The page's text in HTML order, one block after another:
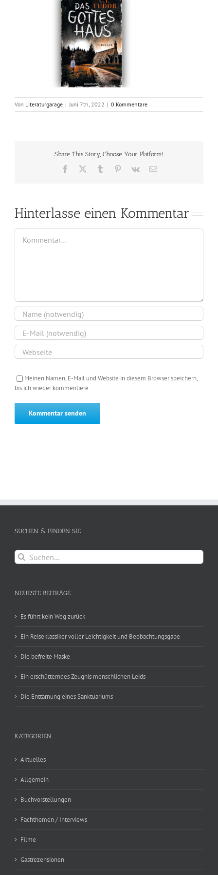
Von Literaturgarage | Juni 7th, 2022 | 0 Kommentare
Share This Story, Choose Your Platform!
Facebook Tumblr Pinterest
Vk
E-
Hinterlasse einen Kommentar
Kommentar
Meinen Namen, E-Mail und Website in diesem Browser speichern,
bis ich wieder kommentiere.
SUCHEN & FINDEN SIE
Suche
nach:
NEUESTE BEITRÄGE
Es führt kein Weg zurück
Ein Reiseklassiker voller Leichtigkeit und Beobachtungsgabe
Die befreite Maske
Ein erschütterndes Zeugnis menschlichen Leids
Die Enttarnung eines Sanktuariums
KATEGORIEN
Aktuelles
Allgemein
Buchvorstellungen
Fachthemen / Interviews
Filme
Gastrezensionen